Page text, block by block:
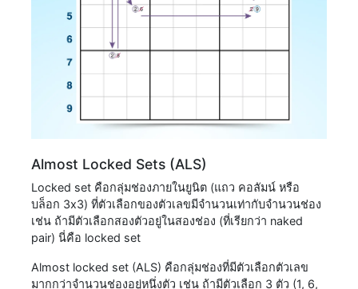
Almost Locked Sets (ALS)
Locked set คือกลุ่มช่องภายในยูนิต (แถว คอลัมน์ หรือ
บล็อก 3x3) ที่ตัวเลือกของตัวเลขมีจำนวนเท่ากับจำนวนช่อง
เช่น ถ้ามีตัวเลือกสองตัวอยู่ในสองช่อง (ที่เรียกว่า naked
pair) นี่คือ locked set
Almost locked set (ALS) คือกลุ่มช่องที่มีตัวเลือกตัวเลข
มากกว่าจำนวนช่องอยู่หนึ่งตัว เช่น ถ้ามีตัวเลือก 3 ตัว (1, 6,